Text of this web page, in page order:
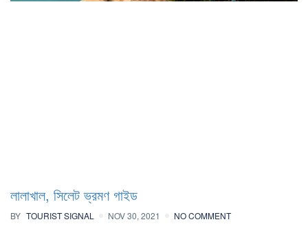
লালাখাল, সিলেট ভ্রমণ গাইড
BY TOURIST SIGNAL NOV 30, 2021 NO COMMENT